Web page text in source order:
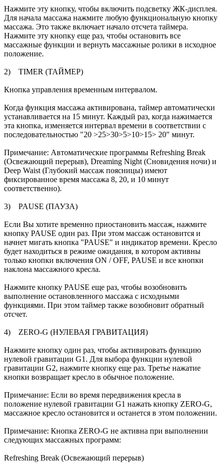
Нажмите эту кнопку, чтобы включить подсветку ЖК-дисплея.
Для начала массажа нажмите любую функциональную кнопку
массажа. Это также включает начало отсчета таймера.
Нажмите эту кнопку еще раз, чтобы остановить все
массажные функции и вернуть массажные ролики в исходное
положение.
2) TIMER (ТАЙМЕР)
Кнопка управления временным интервалом.
Когда функция массажа активирована, таймер автоматически
устанавливается на 15 минут. Каждый раз, когда нажимается
эта кнопка, изменяется интервал времени в соответствии с
последовательностью "20 >25>30>5>10>15> 20" минут.
Примечание: Автоматические программы Refreshing Break
(Освежающий перерыв), Dreaming Night (Сновидения ночи) и
Deep Waist (Глубокий массаж поясницы) имеют
фиксированное время массажа 8, 20, и 10 минут
соответственно).
3) PAUSE (ПАУЗА)
Если Вы хотите временно приостановить массаж, нажмите
кнопку PAUSE один раз. При этом массаж остановится и
начнет мигать кнопка "PAUSE" и индикатор времени. Кресло
будет находиться в режиме ожидания, в котором активны
только кнопки включения ON / OFF, PAUSE и все кнопки
наклона массажного кресла.
Нажмите кнопку PAUSE еще раз, чтобы возобновить
выполнение остановленного массажа с исходными
функциями. При этом таймер также возобновит обратный
отсчет.
4) ZERO-G (НУЛЕВАЯ ГРАВИТАЦИЯ)
Нажмите кнопку один раз, чтобы активировать функцию
нулевой гравитации G1. Для выбора функции нулевой
гравитации G2, нажмите кнопку еще раз. Третье нажатие
кнопки возвращает кресло в обычное положение.
Примечание: Если во время передвижения кресла в
положение нулевой гравитации G1 нажать кнопку ZERO-G,
массажное кресло остановится и останется в этом положении.
Примечание: Кнопка ZERO-G не активна при выполнении
следующих массажных программ:
Refreshing Break (Освежающий перерыв)